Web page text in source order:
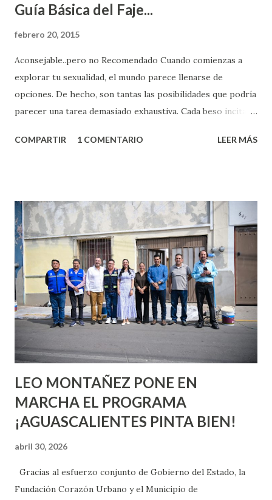
Guía Básica del Faje...
febrero 20, 2015
Aconsejable..pero no Recomendado Cuando comienzas a
explorar tu sexualidad, el mundo parece llenarse de
opciones. De hecho, son tantas las posibilidades que podría
parecer una tarea demasiado exhaustiva. Cada beso incita
partes de ti que jamás hubieras imaginado. El problema es
conoces ni la mitad de lo que deberías saber. Pero incluso
quienes ya han tenido relaciones sexuales no son expertos
o expertas en el tema. Siempre hay algo nuevo que
aprender y nuevas experiencias que conocer. Si eres una
chica y aún no has tenido relaciones sexuales, tal vez
pienses que el sexo será increíble y no puedas esperar para
experimentarlo, pero como cualquier persona con
experiencia te dirá, siempre es mejor cuando ambas partes
son suficientemen...
COMPARTIR 1 COMENTARIO LEER MÁS
LEO MONTAÑEZ PONE EN
MARCHA EL PROGRAMA
¡AGUASCALIENTES PINTA BIEN!
abril 30, 2026
Gracias al esfuerzo conjunto de Gobierno del Estado, la
Fundación Corazón Urbano y el Municipio de